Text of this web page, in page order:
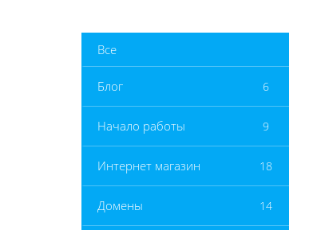
Все
Блог 6
Начало работы 9
Интернет магазин 18
Домены 14